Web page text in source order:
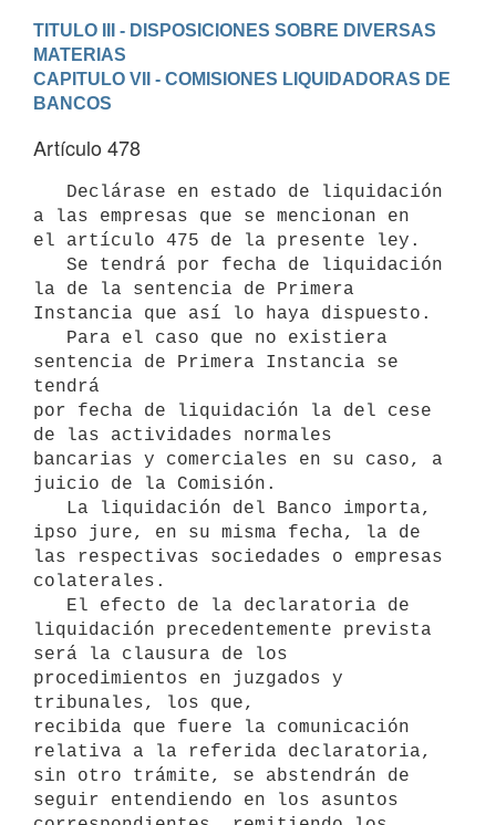
TITULO III - DISPOSICIONES SOBRE DIVERSAS
MATERIAS
CAPITULO VII - COMISIONES LIQUIDADORAS DE
BANCOS
Artículo 478
a las empresas que se mencionan en
el artículo 475 de la presente ley.
la de la sentencia de Primera
Instancia que así lo haya dispuesto.
sentencia de Primera Instancia se
tendrá
por fecha de liquidación la del cese
de las actividades normales
bancarias y comerciales en su caso, a
juicio de la Comisión.
ipso jure, en su misma fecha, la de
las respectivas sociedades o empresas
colaterales.
liquidación precedentemente prevista
será la clausura de los
procedimientos en juzgados y
tribunales, los que,
recibida que fuere la comunicación
relativa a la referida declaratoria,
sin otro trámite, se abstendrán de
seguir entendiendo en los asuntos